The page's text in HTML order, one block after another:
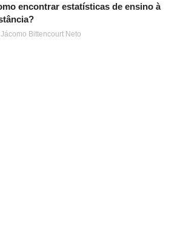
encontrar estatísticas de ensino à
Jácomo Bittencourt Neto